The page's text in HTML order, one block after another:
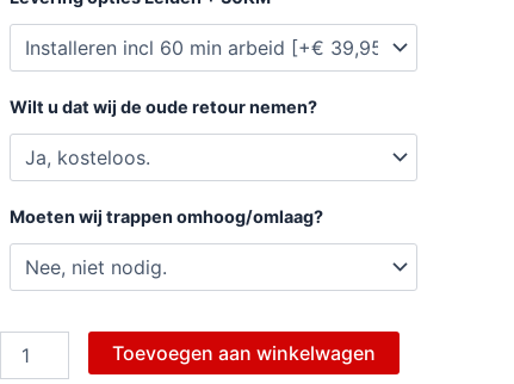
Wilt u dat wij de oude retour nemen?
Moeten wij trappen omhoog/omlaag?
Toevoegen aan winkelwagen